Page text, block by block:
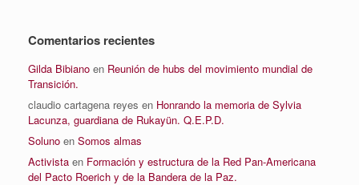
Comentarios recientes
Gilda Bibiano en Reunión de hubs del movimiento mundial de
Transición.
claudio cartagena reyes en Honrando la memoria de Sylvia
Lacunza, guardiana de Rukayün. Q.E.P.D.
Soluno en Somos almas
Activista en Formación y estructura de la Red Pan-Americana
del Pacto Roerich y de la Bandera de la Paz.